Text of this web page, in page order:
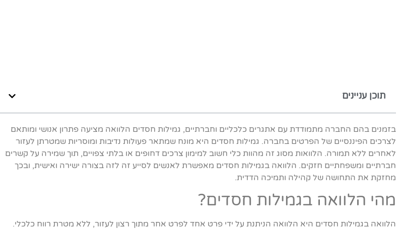
תוכן עניינים
בזמנים בהם החברה מתמודדת עם אתגרים כלכליים וחברתיים, גמילות חסדים הלוואה מציעה פתרון אנושי ומותאם
לצרכים הפיננסיים של הפרטים בחברה. גמילות חסדים היא מונח שמתאר פעולות נדיבות ומוסריות שמטרתן לעזור
לאחרים ללא תמורה. הלוואות מסוג זה מהוות כלי חשוב למימון צרכים דחופים או בלתי צפויים, תוך שמירה על קשרים
חברתיים ומשפחתיים חזקים. הלוואה בגמילות חסדים מאפשרת לאנשים לסייע זה לזה בצורה ישירה ואישית, ובכך
מחזקת את התחושה של קהילה ותמיכה הדדית.
מהי הלוואה בגמילות חסדים?
הלוואה בגמילות חסדים היא הלוואה הניתנת על ידי פרט אחד לפרט אחר מתוך רצון לעזור, ללא מטרת רווח כלכלי.